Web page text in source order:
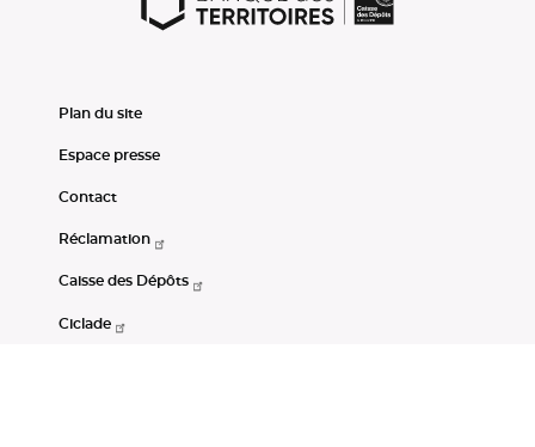
Plan du site
Espace presse
Contact
Réclamation
Caisse des Dépôts
Ciclade